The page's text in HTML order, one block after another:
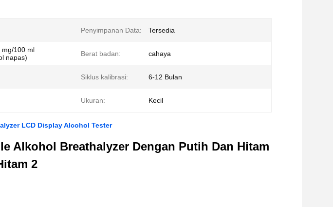
Penyimpanan Data: Tersedia
mg/100 ml
napas)
Berat badan: cahaya
Siklus kalibrasi: 6-12 Bulan
Ukuran: Kecil
LCD Display Alcohol Tester
Alkohol Breathalyzer Dengan Putih Dan Hitam
2